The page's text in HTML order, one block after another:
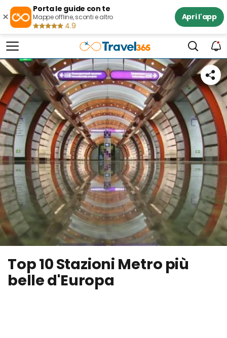
×
Porta le guide con te
Mappe offline, sconti e altro
4.9
Apri l'app
Top 10 Stazioni Metro più
belle d'Europa